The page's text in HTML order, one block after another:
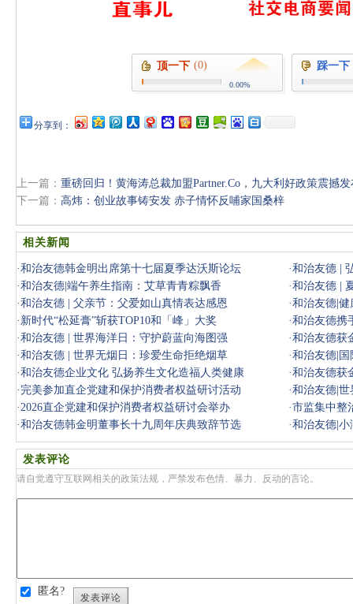
顶一下 (0)
0.00%
踩一下
分享到：
上一篇： 重磅回归！黄海涛总裁加盟Partner.Co，九大利好政策震撼
下一篇： 高炜：创业故事铸安发 赤子情怀反哺家国桑梓
相关新闻
·和治友德韩金明出席第十七届夏季达沃斯论坛 ·和治友德 |
团结
·和治友德|端午养生指南：艾草青青粽飘香 ·和治友德 |
·和治友德 | 父亲节：父爱如山真情表达感恩 ·和治友德|
· 新时代“松延膏”斩获TOP10和「峰」大奖 ·和治友德携
·和治友德 | 世界海洋日：守护蔚蓝向海图强 ·和治友德获
·和治友德 | 世界无烟日：珍爱生命拒绝烟草 ·和治友德|
·和治友德企业文化 弘扬养生文化造福人类健康 ·和治友德获
· 完美参加直企党建和保护消费者权益研讨活动 ·和治友德|
·2026直企党建和保护消费者权益研讨会举办 ·市监集中整
·和治友德韩金明董事长十九周年庆典致辞节选 ·和治友德|小
发表评论
请自觉遵守互联网相关的政策法规，严禁发布色情、暴力、反动的言论。
匿名?
发表评论